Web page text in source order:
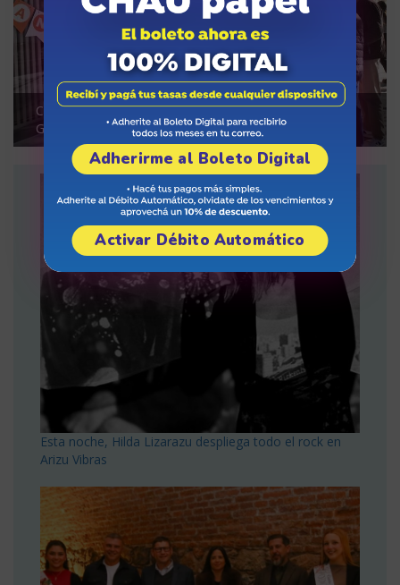
Café Calvi celebró 63 años y apuesta al crecimiento en
Godoy Cruz
Esta noche, Hilda Lizarazu despliega todo el rock en
Arizu Vibras
Adherirme al Boleto Digital
Activar Débito Automático